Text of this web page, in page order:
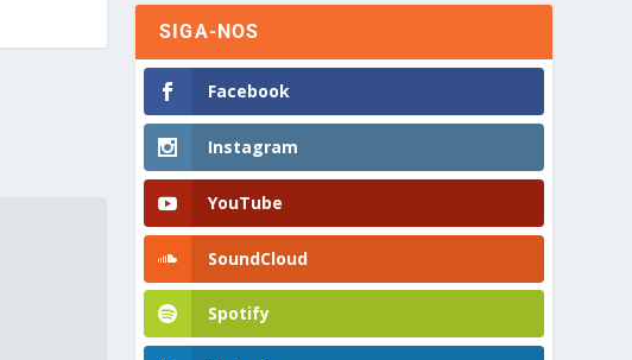
SIGA-NOS
Facebook
Instagram
YouTube
SoundCloud
Spotify